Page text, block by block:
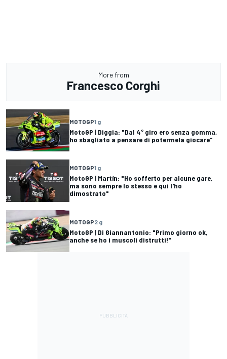
More from
Francesco Corghi
MOTOGP1 g
MotoGP | Diggia: "Dal 4° giro ero senza gomma,
ho sbagliato a pensare di potermela giocare"
MOTOGP1 g
MotoGP | Martín: "Ho sofferto per alcune gare,
ma sono sempre lo stesso e qui l'ho
dimostrato"
MOTOGP2 g
MotoGP | Di Giannantonio: "Primo giorno ok,
anche se ho i muscoli distrutti!"